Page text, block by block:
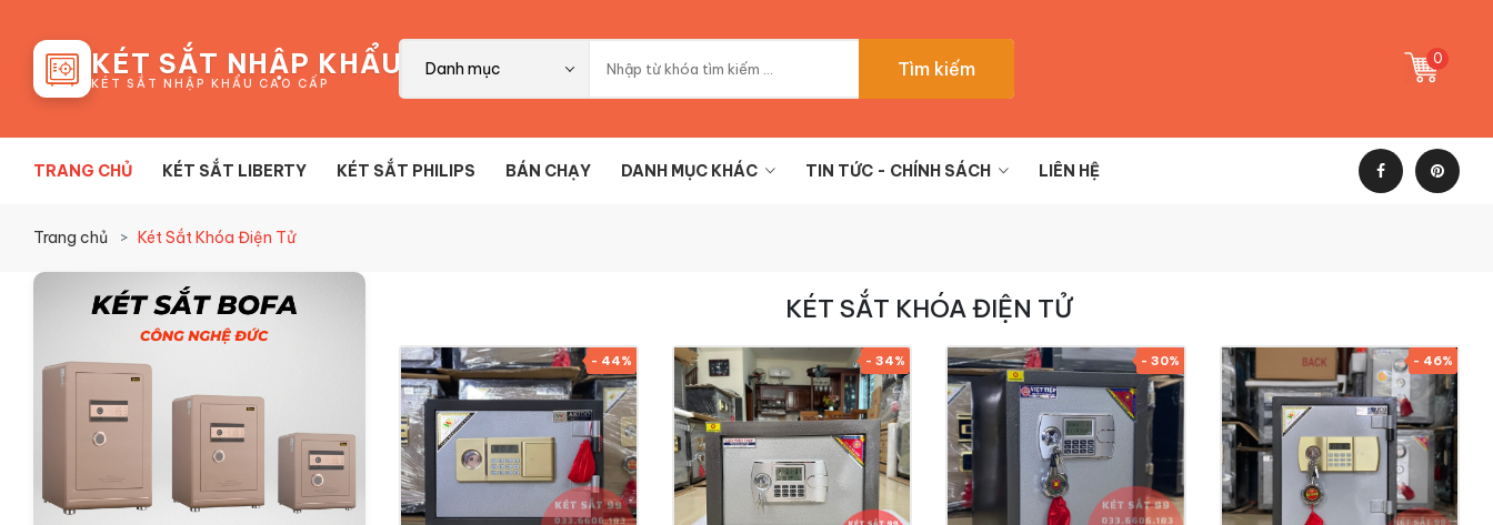
KÉT SẮT NHẬP KHẨU 88
KÉT SẮT NHẬP KHẨU CAO CẤP
0
Danh mục Tìm kiếm
TRANG CHỦ KÉT SẮT LIBERTY KÉT SẮT PHILIPS BÁN CHẠY DANH MỤC KHÁC TIN TỨC - CHÍNH SÁCH LIÊN HỆ
Trang chủ Két Sắt Khóa Điện Tử
KÉT SẮT KHÓA ĐIỆN TỬ
- 44% - 34% - 30% - 46%